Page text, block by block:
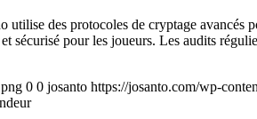
des protocoles de cryptage
sécurisé pour les joueurs. Les audits
0 0 josanto https://josanto.com/wp-